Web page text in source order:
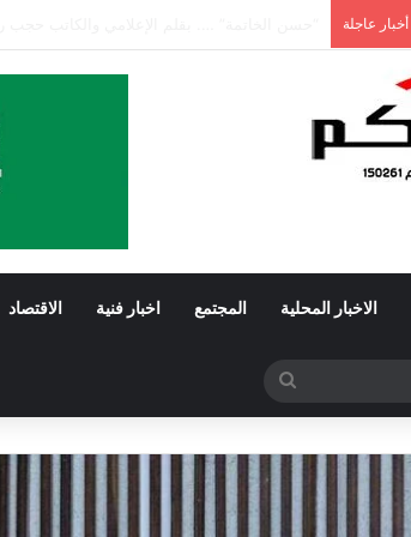
أخبار عاجلة
الاخبار المحلية المجتمع اخبار فنية الاقتصاد
بحث
عن